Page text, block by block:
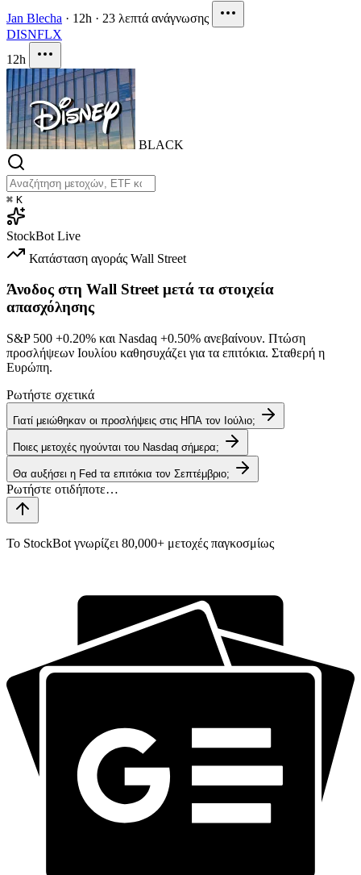
Jan Blecha · 12h · 23 λεπτά ανάγνωσης
DISNFLX
12h
BLACK
⌘ K
StockBot Live
Κατάσταση αγοράς Wall Street
Άνοδος στη Wall Street μετά τα στοιχεία
απασχόλησης
S&P 500 +0.20% και Nasdaq +0.50% ανεβαίνουν. Πτώση
προσλήψεων Ιουλίου καθησυχάζει για τα επιτόκια. Σταθερή η
Ευρώπη.
Ρωτήστε σχετικά
Γιατί μειώθηκαν οι προσλήψεις στις ΗΠΑ τον Ιούλιο;
Ποιες μετοχές ηγούνται του Nasdaq σήμερα;
Θα αυξήσει η Fed τα επιτόκια τον Σεπτέμβριο;
Το StockBot γνωρίζει 80,000+ μετοχές παγκοσμίως